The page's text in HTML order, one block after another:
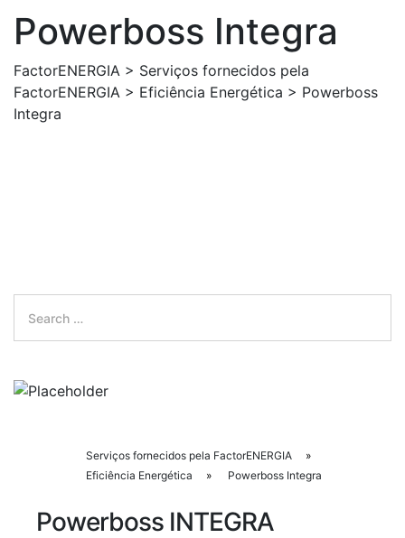
Powerboss Integra
FactorENERGIA > Serviços fornecidos pela
FactorENERGIA > Eficiência Energética > Powerboss
Integra
Search
for:
Serviços fornecidos pela FactorENERGIA
»
Eficiência Energética
» Powerboss Integra
Powerboss INTEGRA